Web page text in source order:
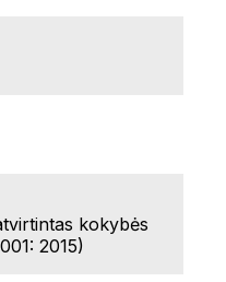
kokybės
2015)